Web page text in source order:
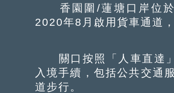
香園圍/蓮塘口岸位於
2020年8月啟用貨車通道
關口按照「人車直達」
入境手續，包括公共交通
道步行。